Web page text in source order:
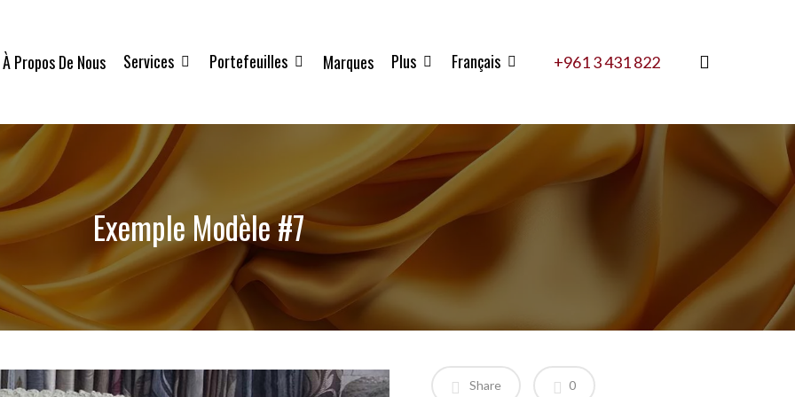
À Propos De Nous Services Portefeuilles Marques Plus Français +961 3 431 822
Exemple Modèle #7
Share 0